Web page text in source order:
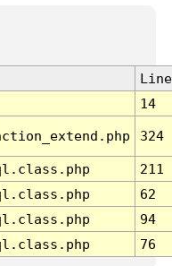
Line
14
324
211
62
94
76